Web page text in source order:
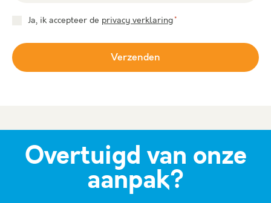
Consent
Ja, ik accepteer de privacy verklaring*
Overtuigd van onze
aanpak?